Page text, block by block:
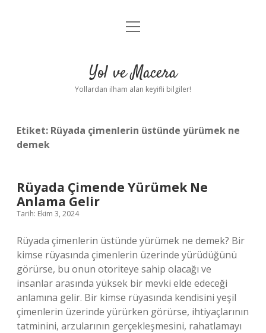
Anasayfa
Yasal Uyarı
menüyü
Yol ve Macera
Yollardan ilham alan keyifli bilgiler!
Etiket: Rüyada çimenlerin üstünde yürümek ne
demek
Rüyada Çimende Yürümek Ne
Anlama Gelir
Tarih: Ekim 3, 2024
Rüyada çimenlerin üstünde yürümek ne demek? Bir
kimse rüyasında çimenlerin üzerinde yürüdüğünü
görürse, bu onun otoriteye sahip olacağı ve
insanlar arasında yüksek bir mevki elde edeceği
anlamına gelir. Bir kimse rüyasında kendisini yeşil
çimenlerin üzerinde yürürken görürse, ihtiyaçlarının
tatminini, arzularının gerçekleşmesini, rahatlamayı